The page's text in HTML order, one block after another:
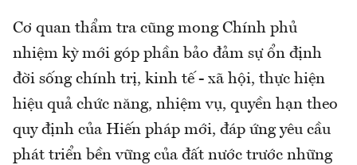
Cơ quan thẩm tra cũng mong Chính phủ
nhiệm kỳ mới góp phần bảo đảm sự ổn định
đời sống chính trị, kinh tế - xã hội, thực hiện
hiệu quả chức năng, nhiệm vụ, quyền hạn theo
quy định của Hiến pháp mới, đáp ứng yêu cầu
phát triển bền vững của đất nước trước những